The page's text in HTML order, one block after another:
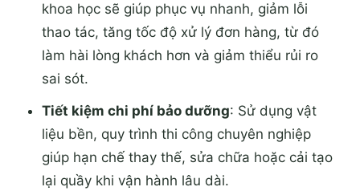
khoa học sẽ giúp phục vụ nhanh, giảm lỗi
thao tác, tăng tốc độ xử lý đơn hàng, từ đó
làm hài lòng khách hơn và giảm thiểu rủi ro
sai sót.
Tiết kiệm chi phí bảo dưỡng: Sử dụng vật
liệu bền, quy trình thi công chuyên nghiệp
giúp hạn chế thay thế, sửa chữa hoặc cải tạo
lại quầy khi vận hành lâu dài.